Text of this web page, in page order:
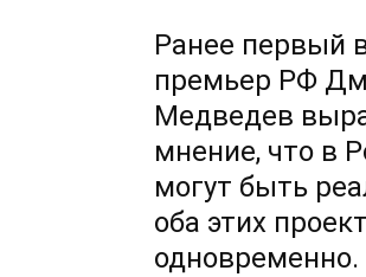
Ранее первый
премьер РФ
Медведев
мнение, что в
могут быть
оба этих
одновременно.